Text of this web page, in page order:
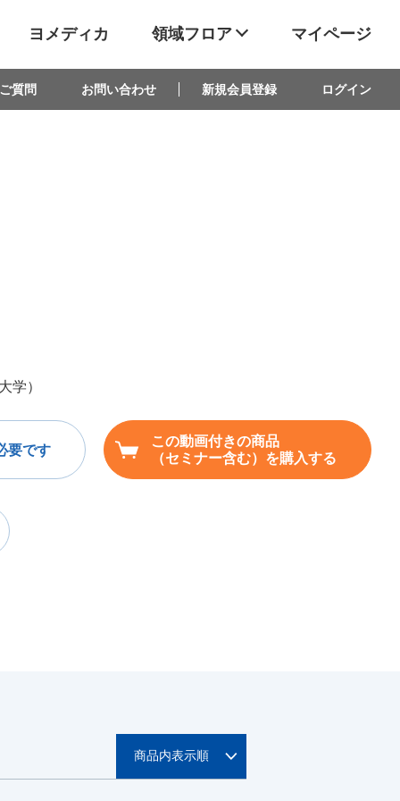
ヨメディカ 領域フロア マイページ
質問 お問い合わせ 新規会員登録 ログイン
学）
要です
この動画付きの商品
（セミナー含む）を購入する